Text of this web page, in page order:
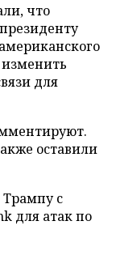
что
изменить
для
оставили
Трампу с
для атак по